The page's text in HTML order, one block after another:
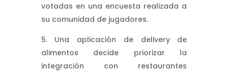
votadas en una encuesta realizada a
su comunidad de jugadores.
Una aplicación de delivery de
alimentos decide priorizar la
integración con restaurantes